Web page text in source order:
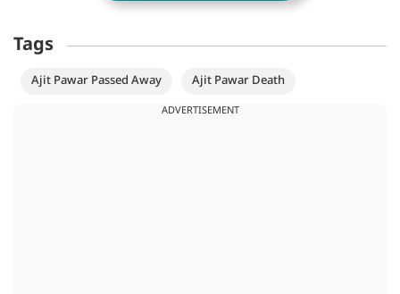
Tags
Ajit Pawar Passed Away Ajit Pawar Death
ADVERTISEMENT